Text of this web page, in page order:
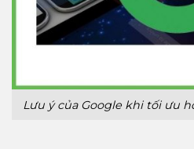
Lưu ý của Google khi tối ưu